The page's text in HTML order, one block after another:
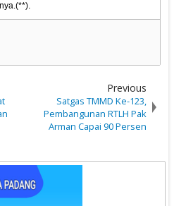
Previous
Satgas TMMD Ke-123,
Pembangunan RTLH Pak
Arman Capai 90 Persen